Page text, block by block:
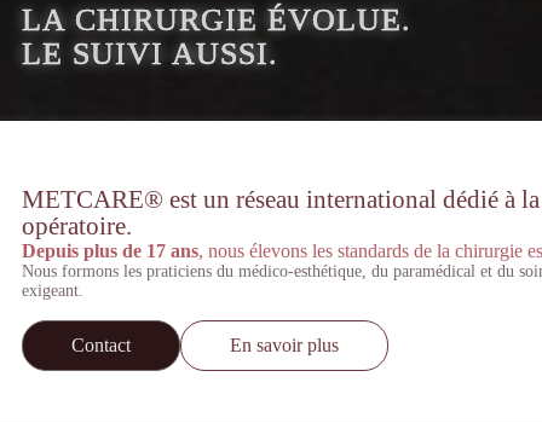
LA CHIRURGIE ÉVOLUE.
LE SUIVI AUSSI.
METCARE® est un réseau international dédié à
opératoire.
Depuis plus de 17 ans, nous élevons les standards de la chirurgie
Nous formons les praticiens du médico-esthétique, du paramédical et du
exigeant.
Contact En savoir plus